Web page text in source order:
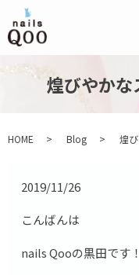
煌びやかな
HOME Blog 煌
2019/11/26
こんばんは
nails Qooの黒田です！